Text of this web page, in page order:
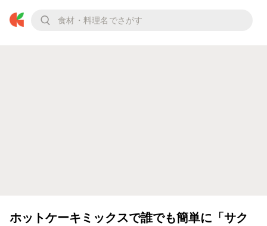
ホットケーキミックスで誰でも簡単に「サク